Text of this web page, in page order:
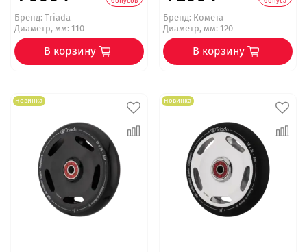
Бренд:Triada
Диаметр, мм: 110
В корзину
Бренд:Комета
Диаметр, мм: 120
В корзину
Новинка Новинка